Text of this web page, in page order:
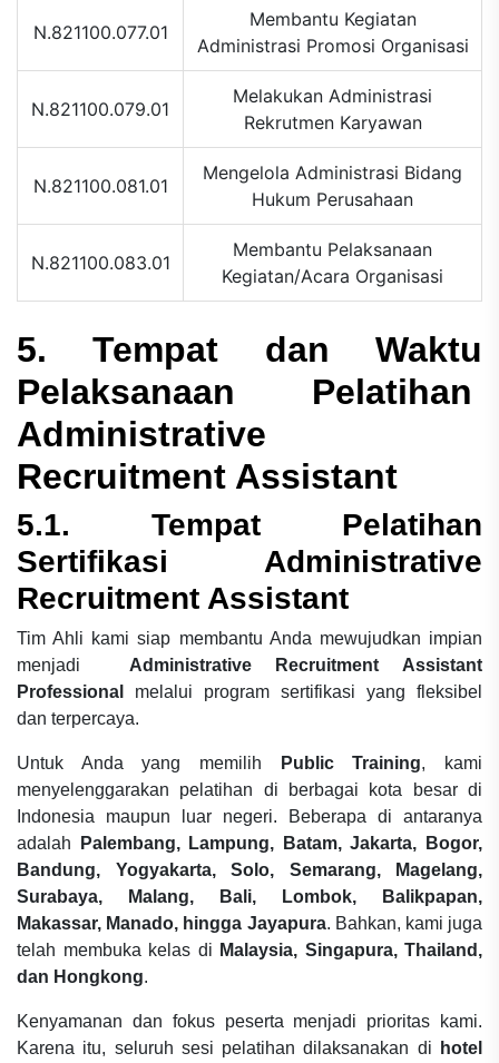
N.821100.077.01
Membantu Kegiatan
Administrasi Promosi Organisasi
N.821100.079.01
Melakukan Administrasi
Rekrutmen Karyawan
N.821100.081.01
Mengelola Administrasi Bidang
Hukum Perusahaan
N.821100.083.01
Membantu Pelaksanaan
Kegiatan/Acara Organisasi
5. Tempat dan Waktu
Pelaksanaan Pelatihan
Administrative
Recruitment Assistant
5.1. Tempat Pelatihan
Sertifikasi Administrative
Recruitment Assistant
Tim Ahli kami siap membantu Anda mewujudkan impian
menjadi
Administrative Recruitment Assistant
Professional melalui program sertifikasi yang fleksibel
dan terpercaya.
Untuk Anda yang memilih Public Training, kami
menyelenggarakan pelatihan di berbagai kota besar di
Indonesia maupun luar negeri. Beberapa di antaranya
adalah
Palembang, Lampung, Batam, Jakarta, Bogor,
Bandung, Yogyakarta, Solo, Semarang, Magelang,
Surabaya, Malang, Bali, Lombok, Balikpapan,
Makassar, Manado, hingga Jayapura. Bahkan, kami juga
telah membuka kelas di Malaysia, Singapura, Thailand,
dan Hongkong.
Kenyamanan dan fokus peserta menjadi prioritas kami.
Karena itu, seluruh sesi pelatihan dilaksanakan di
hotel